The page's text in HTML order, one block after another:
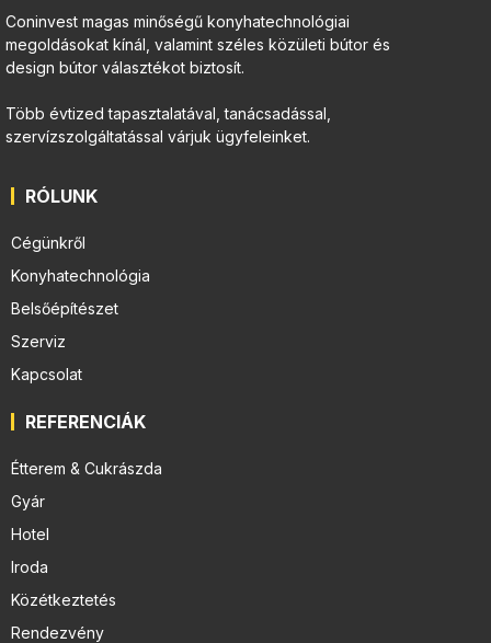
Coninvest magas minőségű konyhatechnológiai
megoldásokat kínál, valamint széles közületi bútor és
design bútor választékot biztosít.
Több évtized tapasztalatával, tanácsadással,
szervízszolgáltatással várjuk ügyfeleinket.
RÓLUNK
Cégünkről
Konyhatechnológia
Belsőépítészet
Szerviz
Kapcsolat
REFERENCIÁK
Étterem & Cukrászda
Gyár
Hotel
Iroda
Közétkeztetés
Rendezvény